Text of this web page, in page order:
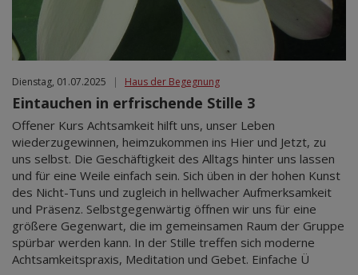
Dienstag, 01.07.2025 | Haus der Begegnung
Eintauchen in erfrischende Stille 3
Offener Kurs Achtsamkeit hilft uns, unser Leben
wiederzugewinnen, heimzukommen ins Hier und Jetzt, zu
uns selbst. Die Geschäftigkeit des Alltags hinter uns lassen
und für eine Weile einfach sein. Sich üben in der hohen Kunst
des Nicht-Tuns und zugleich in hellwacher Aufmerksamkeit
und Präsenz. Selbstgegenwärtig öffnen wir uns für eine
größere Gegenwart, die im gemeinsamen Raum der Gruppe
spürbar werden kann. In der Stille treffen sich moderne
Achtsamkeitspraxis, Meditation und Gebet. Einfache Ü